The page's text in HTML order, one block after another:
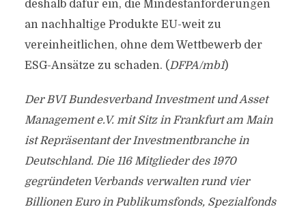
deshalb dafür ein, die Mindestanforderungen
an nachhaltige Produkte EU-weit zu
vereinheitlichen, ohne dem Wettbewerb der
ESG-Ansätze zu schaden. (DFPA/mb1)
Der BVI Bundesverband Investment und Asset
Management e.V. mit Sitz in Frankfurt am Main
ist Repräsentant der Investmentbranche in
Deutschland. Die 116 Mitglieder des 1970
gegründeten Verbands verwalten rund vier
Billionen Euro in Publikumsfonds, Spezialfonds